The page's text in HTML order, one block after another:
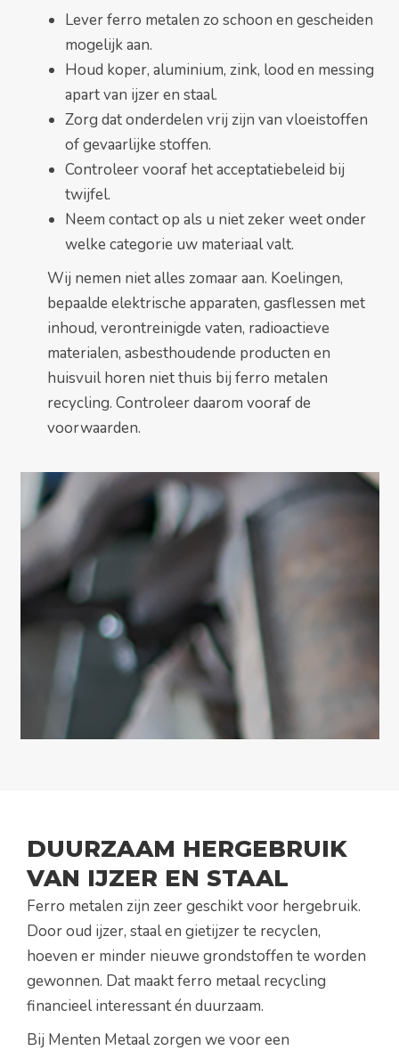
Lever ferro metalen zo schoon en gescheiden
mogelijk aan.
Houd koper, aluminium, zink, lood en messing
apart van ijzer en staal.
Zorg dat onderdelen vrij zijn van vloeistoffen
of gevaarlijke stoffen.
Controleer vooraf het acceptatiebeleid bij
twijfel.
Neem contact op als u niet zeker weet onder
welke categorie uw materiaal valt.
Wij nemen niet alles zomaar aan. Koelingen,
bepaalde elektrische apparaten, gasflessen met
inhoud, verontreinigde vaten, radioactieve
materialen, asbesthoudende producten en
huisvuil horen niet thuis bij ferro metalen
recycling. Controleer daarom vooraf de
voorwaarden.
DUURZAAM HERGEBRUIK
VAN IJZER EN STAAL
Ferro metalen zijn zeer geschikt voor hergebruik.
Door oud ijzer, staal en gietijzer te recyclen,
hoeven er minder nieuwe grondstoffen te worden
gewonnen. Dat maakt ferro metaal recycling
financieel interessant én duurzaam.
Bij Menten Metaal zorgen we voor een